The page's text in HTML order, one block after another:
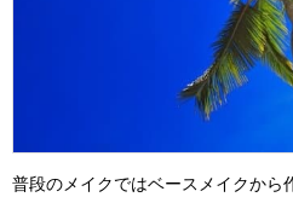
普段のメイクではベースメイクから